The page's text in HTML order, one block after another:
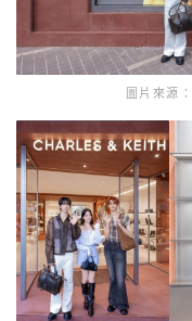
圖片來源：